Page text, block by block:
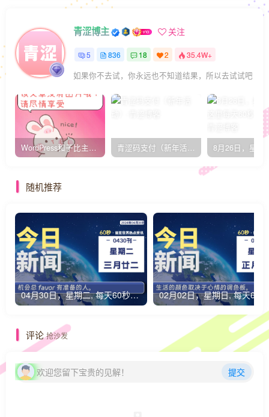
青涩博主 关注
5 836 18 2 35.4W+
如果你不去试，你永远也不知道结果，所以去试试吧
WordPress和子比主题模板&网站美化方法教程-已更新到:23-01-8 青涩码支付（新年活动）
随机推荐
04月30日，星期二, 每天60秒读懂全世界！
评论抢沙发
欢迎您留下宝贵的见解！ 提交